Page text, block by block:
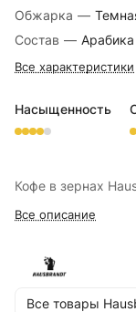
Обжарка —
Состав —
Все характеристики
Насыщенность
Кофе в зернах
Все описание
Все товары